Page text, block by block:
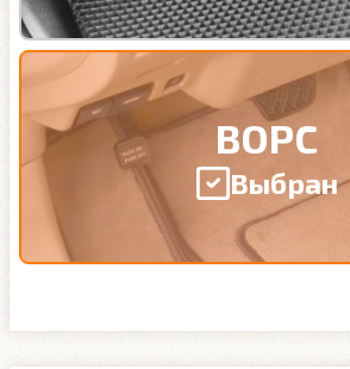
ВОРС
Выбран